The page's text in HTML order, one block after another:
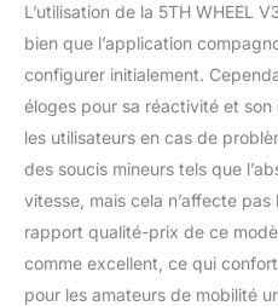
L’utilisation de la 5TH WHEEL
bien que l’application
configurer initialement.
éloges pour sa réactivité et
les utilisateurs en cas de
des soucis mineurs tels que
vitesse, mais cela n’affecte pas
rapport qualité-prix de ce
comme excellent, ce qui
pour les amateurs de mobilité